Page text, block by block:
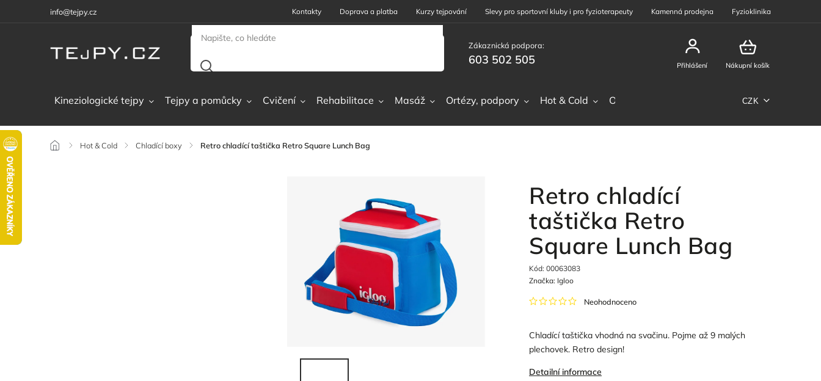
info@tejpy.cz Kontakty Doprava a platba Kurzy tejpování Slevy pro sportovní kluby i pro fyzioterapeuty Kamenná prodejna Fyzioklinika
Zákaznická podpora:
603 502 505 Nákupní košík
Přihlášení
CZK
Kineziologické tejpy Tejpy a pomůcky Cvičení Rehabilitace Masáž Ortézy, podpory Hot & Cold Ostatní sortiment Sportovní
/ Hot & Cold / Chladící boxy / Retro chladící taštička Retro Square Lunch Bag
Retro chladící
taštička Retro
Square Lunch Bag
Kód: 00063083
Neohodnoceno
Chladící taštička vhodná na svačinu. Pojme až 9 malých
plechovek. Retro design!
Detailní informace
Značka: Igloo